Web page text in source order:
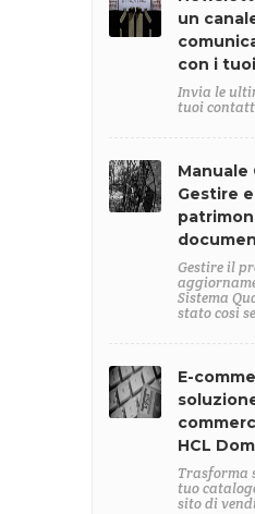
un
con i
Invia le
tuoi
Manuale
Gestire
Gestire il
Sistema
stato così
E-
HCL
Trasforma
tuo
sito di